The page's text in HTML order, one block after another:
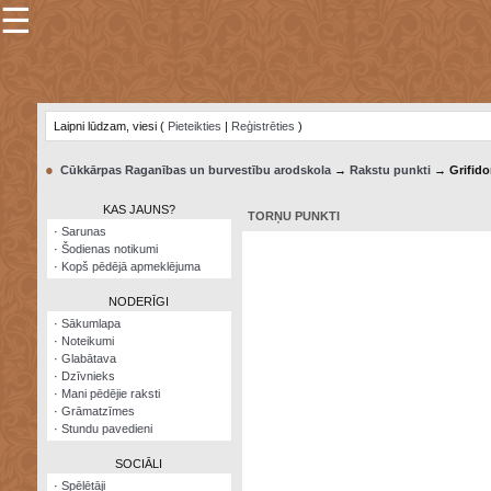
×
Šodienas
Visatcera
almanahs
☰
Laipni lūdzam, viesi ( Pieteikties | Reģistrēties )
● Cūkkārpas Raganības un burvestību arodskola→ Rakstu punkti→
KAS JAUNS?
· Sarunas
· Šodienas notikumi
· Kopš pēdējā apmeklējuma
NODERĪGI
· Sākumlapa
· Noteikumi
· Glabātava
· Dzīvnieks
· Mani pēdējie raksti
· Grāmatzīmes
· Stundu pavedieni
SOCIĀLI
· Spēlētāji
TORŅU PUNKTI